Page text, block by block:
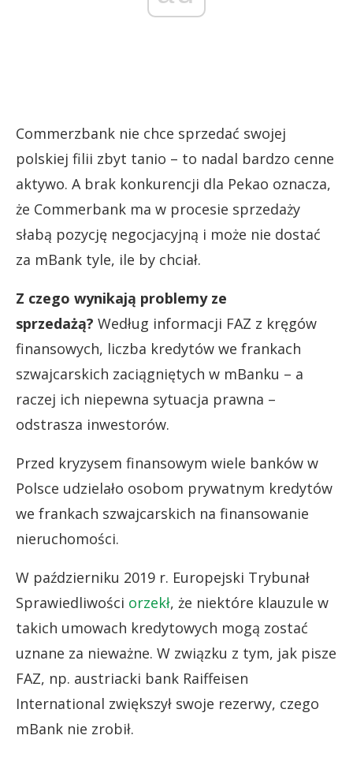
Commerzbank nie chce sprzedać swojej
polskiej filii zbyt tanio – to nadal bardzo cenne
aktywo. A brak konkurencji dla Pekao oznacza,
że Commerbank ma w procesie sprzedaży
słabą pozycję negocjacyjną i może nie dostać
za mBank tyle, ile by chciał.
Z czego wynikają problemy ze
sprzedażą? Według informacji FAZ z kręgów
finansowych, liczba kredytów we frankach
szwajcarskich zaciągniętych w mBanku – a
raczej ich niepewna sytuacja prawna –
odstrasza inwestorów.
Przed kryzysem finansowym wiele banków w
Polsce udzielało osobom prywatnym kredytów
we frankach szwajcarskich na finansowanie
nieruchomości.
W październiku 2019 r. Europejski Trybunał
Sprawiedliwości orzekł, że niektóre klauzule w
takich umowach kredytowych mogą zostać
uznane za nieważne. W związku z tym, jak pisze
FAZ, np. austriacki bank Raiffeisen
International zwiększył swoje rezerwy, czego
mBank nie zrobił.